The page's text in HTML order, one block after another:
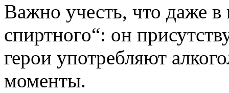
Важно учесть, что даже в
спиртного“: он
герои употребляют
моменты.